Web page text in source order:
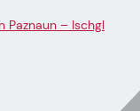
Paznaun – Ischgl